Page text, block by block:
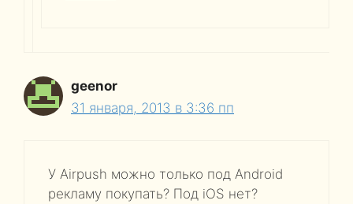
geenor
31 января, 2013 в 3:36 пп
У Airpush можно только под Android
рекламу покупать? Под iOS нет?